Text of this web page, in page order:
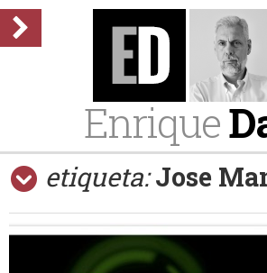
Enrique
etiqueta: Jose